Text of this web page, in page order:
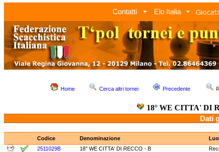
Contatti Elo Italia
Home Cerca altri tornei Precedente
18° WE CITTA' DI
Dati
Codice Denominazione
2511029B
18° WE CITTA' DI RECCO - B